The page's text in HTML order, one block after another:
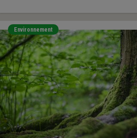
Environnement